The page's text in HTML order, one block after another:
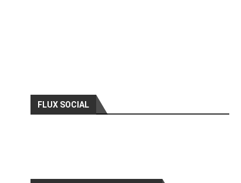
FLUX SOCIAL